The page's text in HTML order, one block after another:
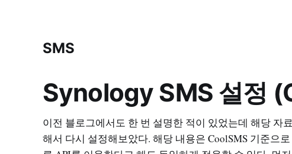
SMS
Synology SMS 설정
이전 블로그에서도 한 번 설명한 적이 있었는데 해당 자
해서 다시 설정해보았다. 해당 내용은 CoolSMS 기준으